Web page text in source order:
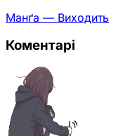
Манґа — Виходить
Коментарі